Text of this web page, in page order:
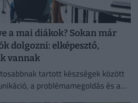
a mai diákok? Sokan már
dolgozni: elképesztő,
vannak
tartott készségek között
a problémamegoldás és a